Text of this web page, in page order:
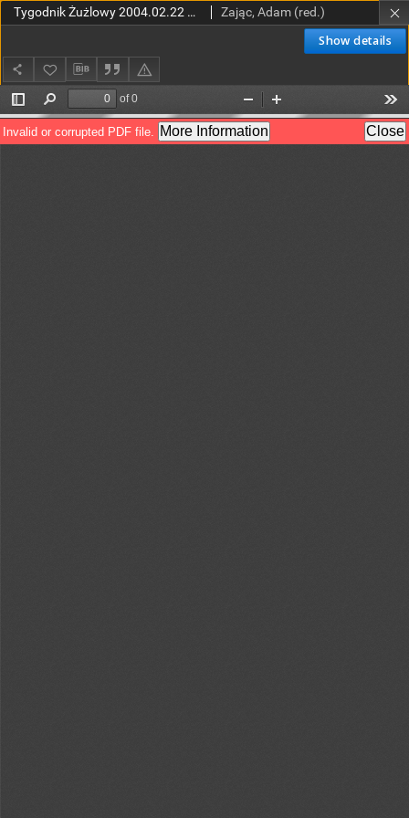
Show details
Tygodnik Żużlowy 2004.02.22 R.14 Nr8 (692) Zając, Adam (red.)